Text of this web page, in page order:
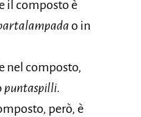
il composto è
o in
nel composto,
puntaspilli.
però, è